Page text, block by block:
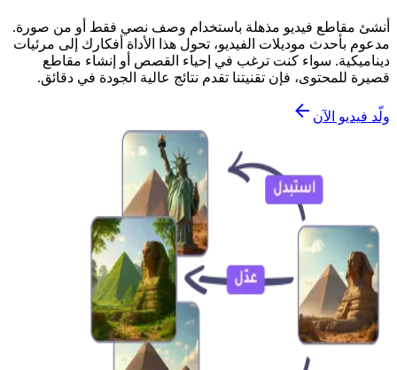
أنشئ مقاطع فيديو مذهلة باستخدام وصف نصي فقط أو من صورة.
مدعوم بأحدث موديلات الفيديو، تحول هذا الأداة أفكارك إلى مرئيات
ديناميكية. سواء كنت ترغب في إحياء القصص أو إنشاء مقاطع
قصيرة للمحتوى، فإن تقنيتنا تقدم نتائج عالية الجودة في دقائق.
ولّد فيديو الآن